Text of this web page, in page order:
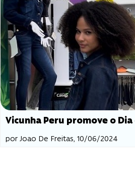
Vicunha Peru promove o Dia
por Joao De Freitas, 10/06/2024